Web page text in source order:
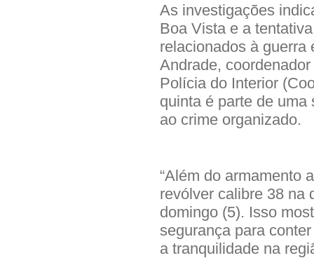
As investigações
Boa Vista e a
relacionados à guerra
Andrade,
Polícia do Interior
quinta é parte de
ao crime organizado.
“Além do armamento
revólver calibre 38 na
domingo (5). Isso
segurança para
a tranquilidade na